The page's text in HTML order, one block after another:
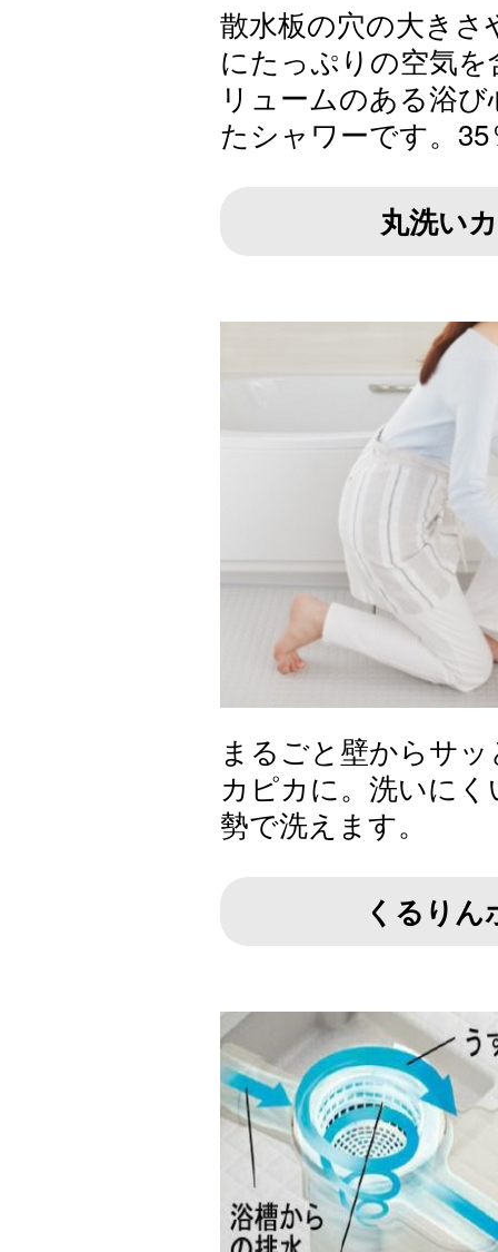
散水板の穴の大きさ
にたっぷりの空気
リュームのある浴
たシャワーです。35
丸洗い
まるごと壁からサ
カピカに。洗いに
勢で洗えます。
くるりん